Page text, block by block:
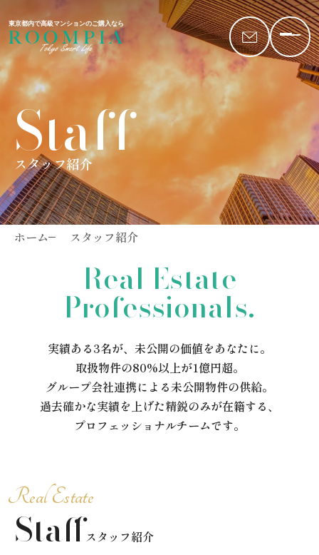
東京都内で高級マンションのご購入なら
Staff
スタッフ紹介
ホーム スタッフ紹介
Real Estate
Professionals.
実績ある3名が、未公開の価値をあなたに。
取扱物件の80%以上が1億円超。
グループ会社連携による未公開物件の供給。
過去確かな実績を上げた精鋭のみが在籍する、
プロフェッショナルチームです。
Staffスタッフ紹介